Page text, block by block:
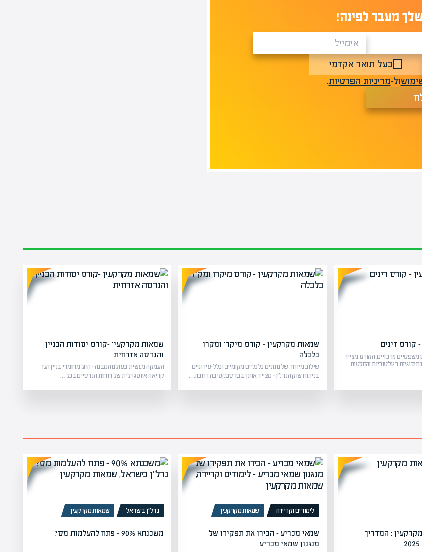
מעבר לפינה!
בעל תואר אקדמי
ול-מדיניות הפרטיות.
קורס דינים
מרכזיים, הקורס מצייד
סוגיות רגולטוריות והחלטות
שמאות מקרקעין – קורס מיקרו ומקרו
כלכלה
שילוב מיוחד של נתונים כלכליים מקומיים וכלל-עירוניים
בניתוח שוק הנדל”ן – מצייד אותך בפרספקטיבה רחבה…
שמאות מקרקעין -קורס יסודות הבניין
והנדסה אזרחית
העמקה מעשית בעולם המבנה – החל מחומרי בניין ועד
קריאה אינטגרלית של דוחות הנדסיים בכל…
: המדריך
לימודים וקריירה שמאות מקרקעין
שמאי מכריע – הכירו את תפקידו של
מנגנון שמאי מכריע
נדל”ן בישראל שמאות מקרקעין
משכנתא 90% – פתח להעלמות מס?